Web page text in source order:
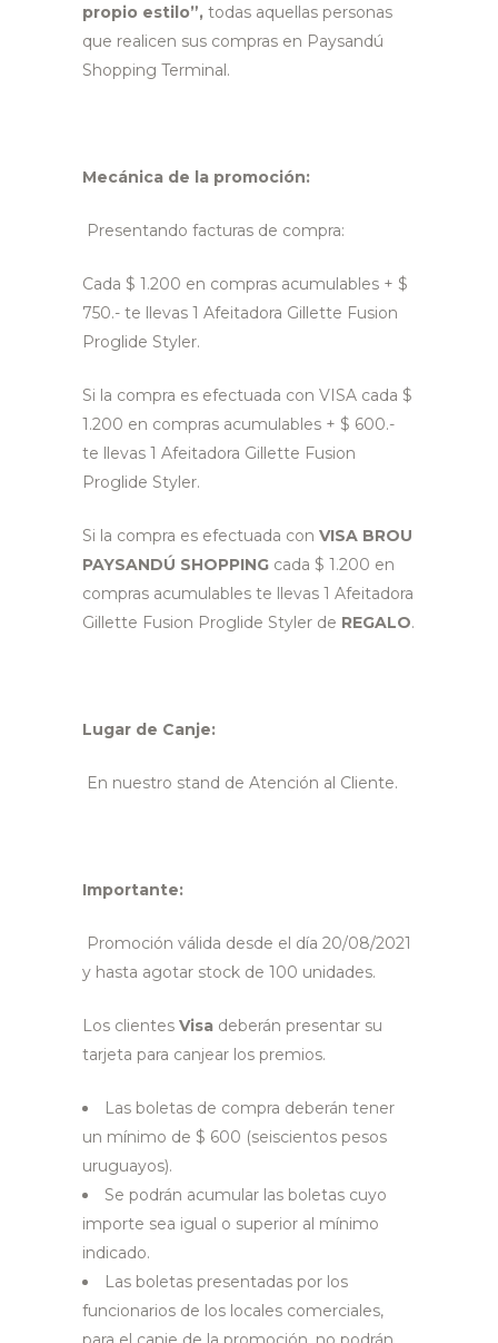
propio estilo”, todas aquellas personas
que realicen sus compras en Paysandú
Shopping Terminal.
Mecánica de la promoción:
Presentando facturas de compra:
Cada $ 1.200 en compras acumulables + $
750.- te llevas 1 Afeitadora Gillette Fusion
Proglide Styler.
Si la compra es efectuada con VISA cada $
1.200 en compras acumulables + $ 600.-
te llevas 1 Afeitadora Gillette Fusion
Proglide Styler.
Si la compra es efectuada con VISA BROU
PAYSANDÚ SHOPPING cada $ 1.200 en
compras acumulables te llevas 1 Afeitadora
Gillette Fusion Proglide Styler de REGALO.
Lugar de Canje:
En nuestro stand de Atención al Cliente.
Importante:
Promoción válida desde el día 20/08/2021
y hasta agotar stock de 100 unidades.
Los clientes Visa deberán presentar su
tarjeta para canjear los premios.
Las boletas de compra deberán tener
un mínimo de $ 600 (seiscientos pesos
uruguayos).
Se podrán acumular las boletas cuyo
importe sea igual o superior al mínimo
indicado.
Las boletas presentadas por los
funcionarios de los locales comerciales,